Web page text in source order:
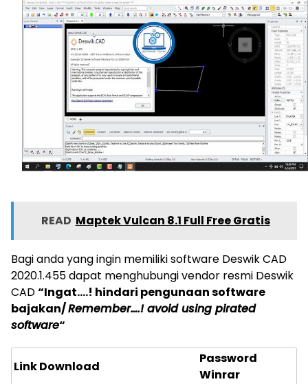
READ Maptek Vulcan 8.1 Full Free Gratis
Bagi anda yang ingin memiliki software Deswik CAD
2020.1.455 dapat menghubungi vendor resmi Deswik
CAD“Ingat….! hindari pengunaan software
bajakan/Remember….! avoid using pirated
software“
Link Download
Password
Winrar